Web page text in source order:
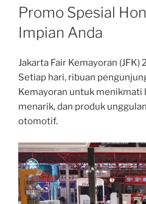
Promo Spesial
Impian Anda
Jakarta Fair Kemayoran (JFK)
Setiap hari, ribuan
Kemayoran untuk menikmati
menarik, dan produk
otomotif.